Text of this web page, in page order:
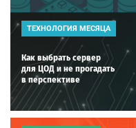
ТЕХНОЛОГИЯ МЕСЯЦА
Как выбрать сервер
для ЦОД и не прогадать
в перспективе